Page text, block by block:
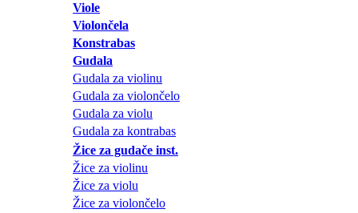
Viole
Violončela
Konstrabas
Gudala
Gudala za violinu
Gudala za violončelo
Gudala za violu
Gudala za kontrabas
Žice za gudače inst.
Žice za violinu
Žice za violu
Žice za violončelo